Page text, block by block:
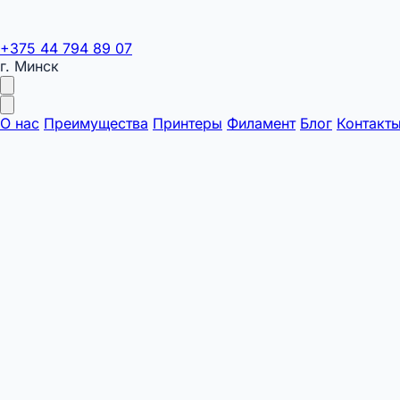
+375 44 794 89 07
г. Минск
О нас Преимущества Принтеры Филамент Блог